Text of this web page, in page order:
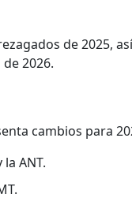
de 2025,
2026.
cambios para
ANT.